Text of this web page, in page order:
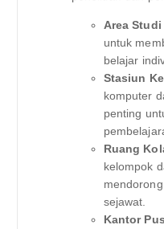
Area
untuk
belajar
Stasiun
komputer
penting
Ruang
kelompok
sejawat.
Kantor